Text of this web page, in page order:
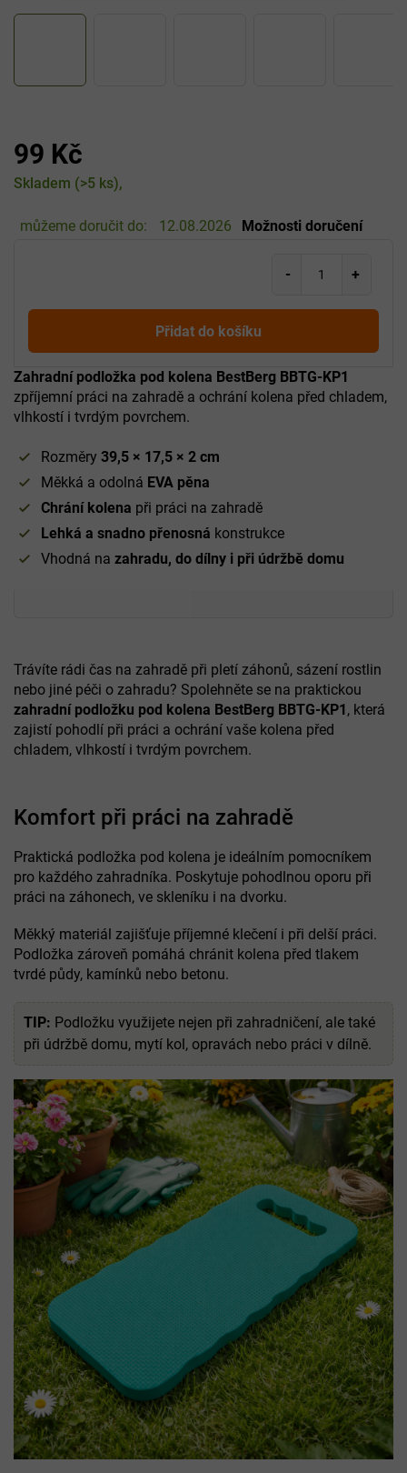
99 Kč
Měrná
Skladem (>5 ks)
můžeme doručit do: 12.08.2026 Možnosti doručení
Přidat do košíku
Zahradní podložka pod kolena BestBerg BBTG-KP1
zpříjemní práci na zahradě a ochrání kolena před chladem,
vlhkostí i tvrdým povrchem.
Rozměry 39,5 × 17,5 × 2 cm
Měkká a odolná EVA pěna
Chrání kolena při práci na zahradě
Lehká a snadno přenosná konstrukce
Vhodná na zahradu, do dílny i při údržbě domu
Trávíte rádi čas na zahradě při pletí záhonů, sázení rostlin
nebo jiné péči o zahradu? Spolehněte se na praktickou
zahradní podložku pod kolena BestBerg BBTG-KP1, která
zajistí pohodlí při práci a ochrání vaše kolena před
chladem, vlhkostí i tvrdým povrchem.
Komfort při práci na zahradě
Praktická podložka pod kolena je ideálním pomocníkem
pro každého zahradníka. Poskytuje pohodlnou oporu při
práci na záhonech, ve skleníku i na dvorku.
Měkký materiál zajišťuje příjemné klečení i při delší práci.
Podložka zároveň pomáhá chránit kolena před tlakem
tvrdé půdy, kamínků nebo betonu.
TIP: Podložku využijete nejen při zahradničení, ale také
při údržbě domu, mytí kol, opravách nebo práci v dílně.